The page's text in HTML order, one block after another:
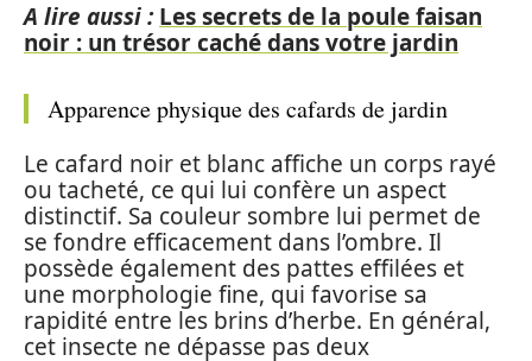
A lire aussi : Les secrets de la poule faisan
noir : un trésor caché dans votre jardin
Apparence physique des cafards de jardin
Le cafard noir et blanc affiche un corps rayé
ou tacheté, ce qui lui confère un aspect
distinctif. Sa couleur sombre lui permet de
se fondre efficacement dans l’ombre. Il
possède également des pattes effilées et
une morphologie fine, qui favorise sa
rapidité entre les brins d’herbe. En général,
cet insecte ne dépasse pas deux